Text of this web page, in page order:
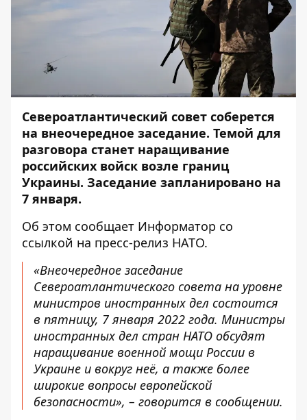
Североатлантический совет соберется
на внеочередное заседание. Темой для
разговора станет наращивание
российских войск возле границ
Украины. Заседание запланировано на
7 января.
Об этом сообщает Информатор со
ссылкой на пресс-релиз НАТО.
«Внеочередное заседание
Североатлантического совета на уровне
министров иностранных дел состоится
в пятницу, 7 января 2022 года. Министры
иностранных дел стран НАТО обсудят
наращивание военной мощи России в
Украине и вокруг неё, а также более
широкие вопросы европейской
безопасности», – говорится в сообщении.